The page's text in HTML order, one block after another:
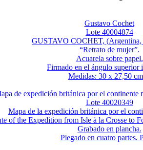
Gustavo Cochet
Lote 40004874
GUSTAVO COCHET, (Argentina,
“Retrato de mujer”.
Acuarela sobre papel.
Firmado en el ángulo superior
Medidas: 30 x 27,50
de expedición británica por el
Lote 40020349
Mapa de la expedición británica por el
of the Expedition from Isle à la Crosse to
Grabado en plancha.
Plegado en cuatro partes.